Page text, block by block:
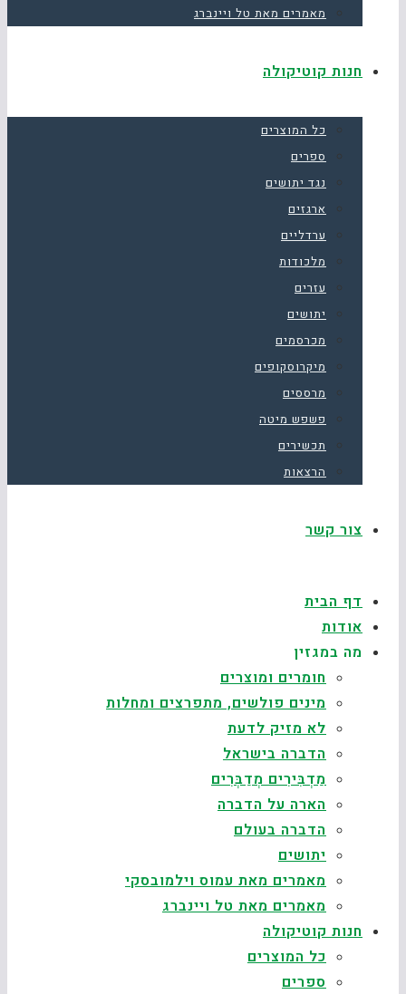
מאמרים מאת טל ויינברג
חנות קוטיקולה
כל המוצרים
ספרים
נגד יתושים
ארגזים
ערדליים
מלכודות
עזרים
יתושים
מכרסמים
מיקרוסקופים
מרססים
פשפש מיטה
תכשירים
הרצאות
צור קשר
דף הבית
אודות
מה במגזין
חומרים ומוצרים
מינים פולשים, מתפרצים ומחלות
לא מזיק לדעת
הדברה בישראל
מַדְבִּירִים מְדַבְּרִים
הארה על הדברה
הדברה בעולם
יתושים
מאמרים מאת עמוס וילמובסקי
מאמרים מאת טל ויינברג
חנות קוטיקולה
כל המוצרים
ספרים